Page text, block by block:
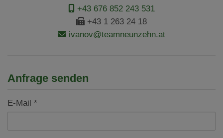
+43 676 852 243 531
+43 1 263 24 18
ivanov@teamneunzehn.at
Anfrage senden
E-Mail